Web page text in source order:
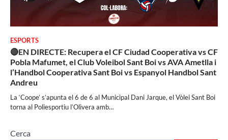
ESPORTS
🔴EN DIRECTE: Recupera el CF Ciudad Cooperativa vs CF
Pobla Mafumet, el Club Voleibol Sant Boi vs AVA Ametlla i
l’Handbol Cooperativa Sant Boi vs Espanyol Handbol Sant
Andreu
La ‘Coope’ s’apunta el 6 de 6 al Municipal Dani Jarque, el Vòlei Sant Boi
torna al Poliesportiu l’Olivera amb…
Cerca